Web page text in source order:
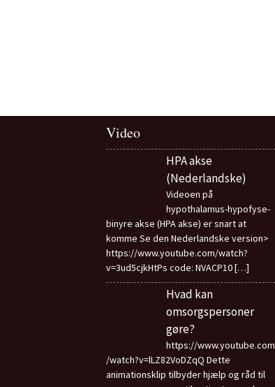
Video
HPA akse
(Nederlandske)
Videoen på
hypothalamus-hypofyse-
binyre akse (HPA akse) er snart at
komme Se den Nederlandske version>
https://www.youtube.com/watch?
v=3ud5cjkHtPs code: NVACP10[…]
Hvad kan
omsorgspersoner
gøre?
https://www.youtube.com
/watch?v=lLZ82VoDZqQ Dette
animationsklip tilbyder hjælp og råd til